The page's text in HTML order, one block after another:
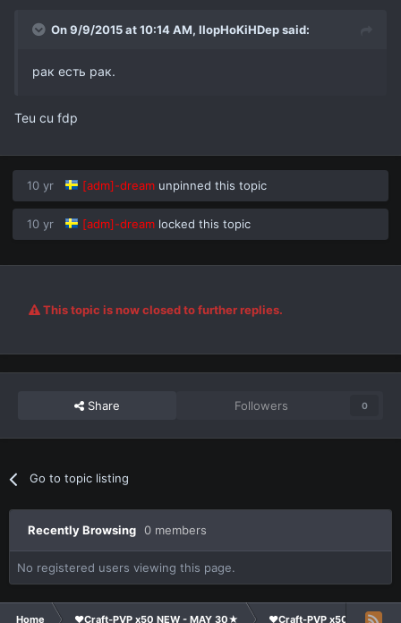
On 9/9/2015 at 10:14 AM, IIopHoKiHDepsaid:
рак есть рак.
Teu cu fdp
10 yr [adm]-dream unpinned this topic
10 yr [adm]-dream locked this topic
This topic is now closed to further replies.
Share Followers 0
Go to topic listing
Recently Browsing 0 members
No registered users viewing this page.
Home ❤Craft-PVP x50 NEW - MAY 30★ ❤Craft-PVP x50★